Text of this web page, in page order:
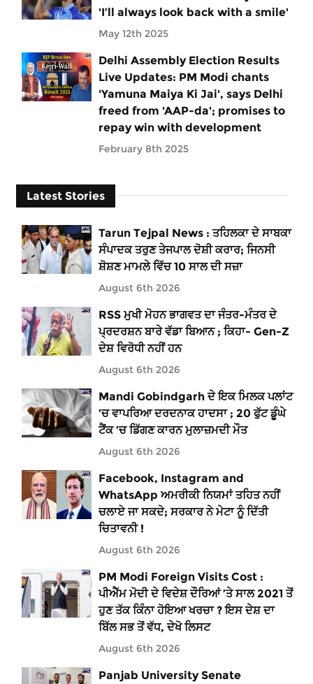
'I’ll always look back with a smile'
May 12th 2025
Delhi Assembly Election Results
Live Updates: PM Modi chants
'Yamuna Maiya Ki Jai', says Delhi
freed from 'AAP-da'; promises to
repay win with development
February 8th 2025
Latest Stories
Tarun Tejpal News : ਤਹਿਲਕਾ ਦੇ ਸਾਬਕਾ
ਸੰਪਾਦਕ ਤਰੁਣ ਤੇਜਪਾਲ ਦੋਸ਼ੀ ਕਰਾਰ; ਜਿਨਸੀ
ਸ਼ੋਸ਼ਣ ਮਾਮਲੇ ਵਿੱਚ 10 ਸਾਲ ਦੀ ਸਜ਼ਾ
August 6th 2026
RSS ਮੁਖੀ ਮੋਹਨ ਭਾਗਵਤ ਦਾ ਜੰਤਰ-ਮੰਤਰ ਦੇ
ਪ੍ਰਦਰਸ਼ਨ ਬਾਰੇ ਵੱਡਾ ਬਿਆਨ ; ਕਿਹਾ- Gen-Z
ਦੇਸ਼ ਵਿਰੋਧੀ ਨਹੀਂ ਹਨ
August 6th 2026
Mandi Gobindgarh ਦੇ ਇਕ ਮਿਲਕ ਪਲਾਂਟ
’ਚ ਵਾਪਰਿਆ ਦਰਦਨਾਕ ਹਾਦਸਾ ; 20 ਫੁੱਟ ਡੂੰਘੇ
ਟੈਂਕ ’ਚ ਡਿੱਗਣ ਕਾਰਨ ਮੁਲਾਜ਼ਮਦੀ ਮੌਤ
August 6th 2026
Facebook, Instagram and
WhatsApp ਅਮਰੀਕੀ ਨਿਯਮਾਂ ਤਹਿਤ ਨਹੀਂ
ਚਲਾਏ ਜਾ ਸਕਦੇ; ਸਰਕਾਰ ਨੇ ਮੇਟਾ ਨੂੰ ਦਿੱਤੀ
ਚਿਤਾਵਨੀ !
August 6th 2026
PM Modi Foreign Visits Cost :
ਪੀਐੱਮ ਮੋਦੀ ਦੇ ਵਿਦੇਸ਼ ਦੌਰਿਆਂ ’ਤੇ ਸਾਲ 2021 ਤੋਂ
ਹੁਣ ਤੱਕ ਕਿੰਨਾ ਹੋਇਆ ਖਰਚਾ ? ਇਸ ਦੇਸ਼ ਦਾ
ਬਿੱਲ ਸਭ ਤੋਂ ਵੱਧ, ਦੇਖੋ ਲਿਸਟ
August 6th 2026
Panjab University Senate